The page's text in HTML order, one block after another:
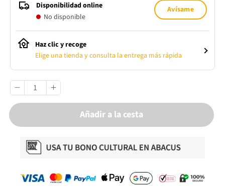
Disponibilidad online
No disponible
Avísame
Haz clic y recoge
Elige una tienda y consulta la entrega más rápida
Añadir a la cesta